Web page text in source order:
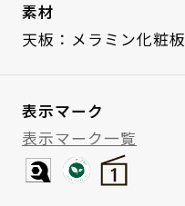
素材
天板：メラミン化粧板
表示マーク
表示マーク一覧